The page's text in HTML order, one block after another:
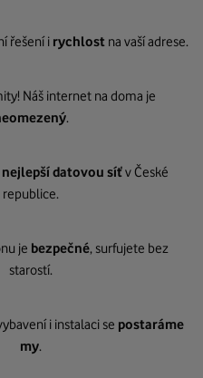
řešení i rychlost na vaší adrese.
Náš internet na doma je
.
nejlepší datovou síťv České
republice.
je bezpečné, surfujete bez
starostí.
i instalaci se postaráme
my.